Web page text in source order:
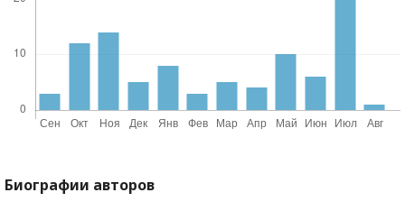
Биографии авторов